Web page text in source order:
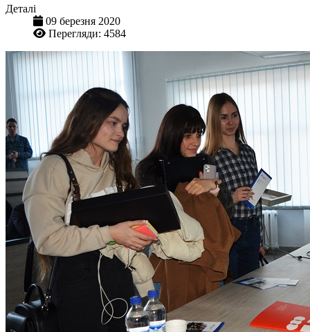
Деталі
09 березня 2020
Перегляди: 4584